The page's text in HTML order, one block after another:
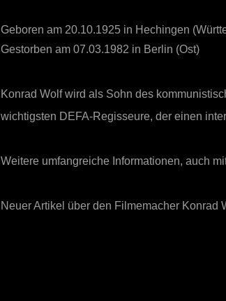
Geboren am 20.10.1925 in Hechingen
Gestorben am 07.03.1982 in Berlin (Ost)
Konrad Wolf wird als Sohn des
wichtigsten DEFA-Regisseure, der einen
Weitere umfangreiche Informationen, auch
Neuer Artikel über den Filmemacher Konrad